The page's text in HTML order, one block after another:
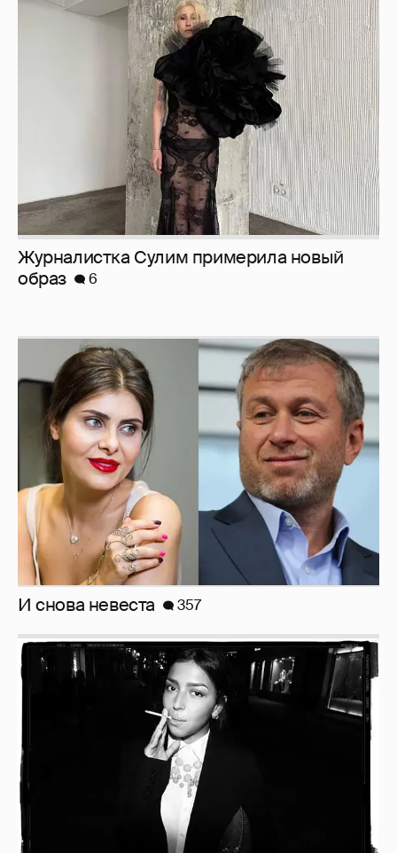
Журналистка Сулим примерила новый
образ
6
И снова невеста 357